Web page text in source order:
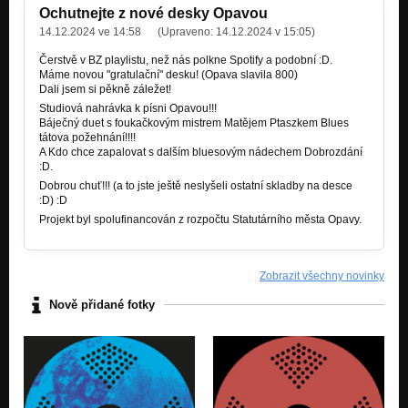
Co je v těch hnědých očích?
Pojď si do svědomí
3x Víc Dobra
Slitovaná
3x Víc Dobra
3x Víc Dobra
Ikarovo víno
Čertova skála – hudba k filmové pohádce Pavla Vaňáska
Setkání s Adamem a Evou
Ježišmarja bluesfolk!
Ochutnejte z nové desky Opavou
14.12.2024 ve 14:58 (Upraveno: 14.12.2024 v 15:05)
Čerstvě v BZ playlistu, než nás polkne Spotify a podobní :D.
Máme novou "gratulační" desku! (Opava slavila 800)
Dali jsem si pěkně záležet!
Studiová nahrávka k písni Opavou!!!
Báječný duet s foukačkovým mistrem Matějem Ptaszkem Blues
tátova požehnání!!!!
A Kdo chce zapalovat s dalším bluesovým nádechem Dobrozdání
:D.
Dobrou chuť!!! (a to jste ještě neslyšeli ostatní skladby na desce
:D) :D
Projekt byl spolufinancován z rozpočtu Statutárního města Opavy.
Zobrazit všechny novinky
Nově přidané fotky